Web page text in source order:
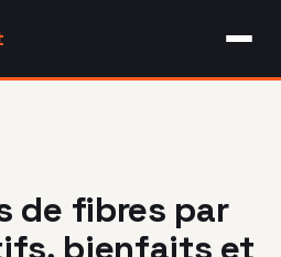
de fibres par
bienfaits et